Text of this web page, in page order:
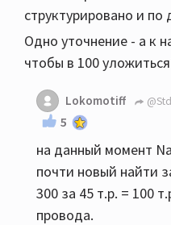
структурировано и по
Одно уточнение - а к
чтобы в 100
Lokomotiff
5
на данный момент
почти новый найти
300 за 45 т.р. = 100
провода.